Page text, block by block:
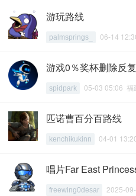
游玩路线
palmsprings_ 06-14
游戏0％奖杯删除反
spidpark 05-03 05:06 福
匹诺曹百分百路线
kenchikukinn 04-01
唱片Far East
freewing0desar
2025-